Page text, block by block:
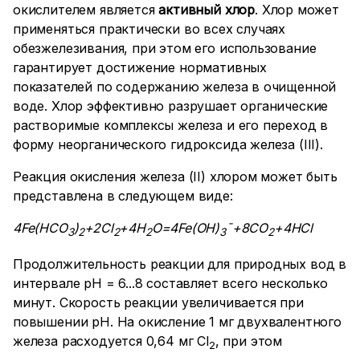
окислителем являетсяактивный хлор. Хлор может
применяться практически во всех случаях
обезжелезивания, при этом его использование
гарантирует достижение нормативных
показателей по содержанию железа в очищенной
воде. Хлор эффективно разрушает органические
растворимые комплексы железа и его переход в
форму неорганического гидроксида железа (III).
Реакция окисления железа (II) хлором может быть
представлена в следующем виде:
4Fe(HCO3)2+2Cl2+4H2O=4Fe(OH)3¯+8CO2+4HCl
Продолжительность реакции для природных вод в
интервале рН = 6...8 составляет всего несколько
минут. Скорость реакции увеличивается при
повышении рН. На окисление 1 мг двухвалентного
железа расходуется 0,64 мг Cl2, при этом